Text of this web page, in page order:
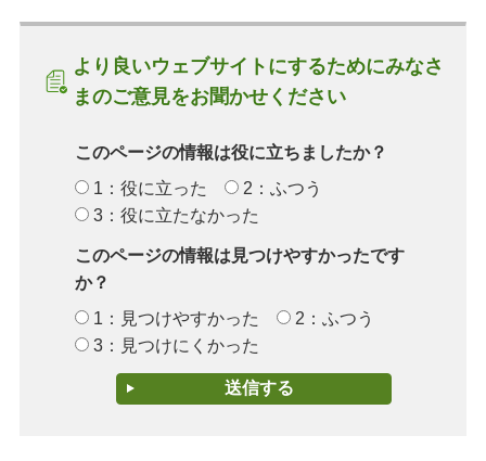
より良いウェブサイトにするためにみなさ
まのご意見をお聞かせください
このページの情報は役に立ちましたか？
1：役に立った
2：ふつう
3：役に立たなかった
このページの情報は見つけやすかったです
か？
1：見つけやすかった
2：ふつう
3：見つけにくかった